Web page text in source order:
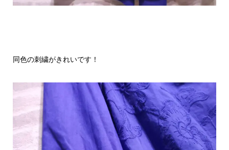
同色の刺繍がきれいです！